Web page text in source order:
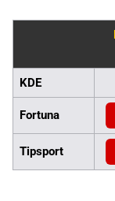
KDE
Fortuna
Tipsport